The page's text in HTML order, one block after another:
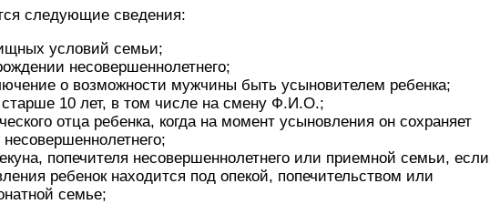
следующие сведения:
условий семьи;
несовершеннолетнего;
о возможности мужчины быть усыновителем ребенка;
старше 10 лет, в том числе на смену Ф.И.О.;
отца ребенка, когда на момент усыновления он сохраняет
попечителя несовершеннолетнего или приемной семьи, если
ребенок находится под опекой, попечительством или
семье;